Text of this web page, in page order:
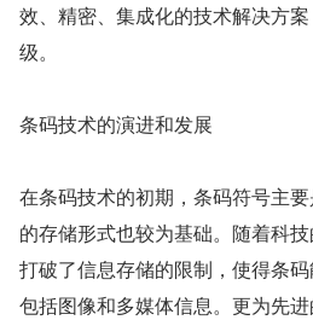
效、精密、集成化的技术解决方
级。
条码技术的演进和发展
在条码技术的初期，条码符号主
的存储形式也较为基础。随着科
打破了信息存储的限制，使得条
包括图像和多媒体信息。更为先